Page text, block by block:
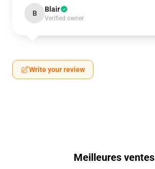
B Blair
Verified owner
Write your review
Meilleures ventes